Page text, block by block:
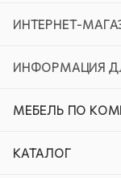
ИНТЕРНЕТ-
ИНФОРМАЦИЯ
МЕБЕЛЬ ПО
КАТАЛОГ